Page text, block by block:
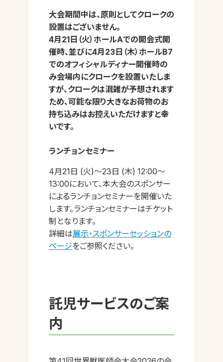
大会期間中は、原則としてクロークの
設置はございません。
4月21日（火）ホールAでの開会式開
催時、並びに4月23日（木）ホールB7
でのオフィシャルディナー開催時の
み会場内にクロークを設置いたしま
すが、クロークは混雑が予想されます
ため、可能な限り大きなお荷物のお
持ち込みはお控えいただけますと幸
いです。
ランチョンセミナー
4月21日 (火)～23日 (木) 12:00～
13:00において、本大会のスポンサー
によるランチョンセミナーを開催いた
します。ランチョンセミナーはチケット
制となります。
詳細は展示・スポンサーセッションの
ページをご参照ください。
託児サービスのご案
内